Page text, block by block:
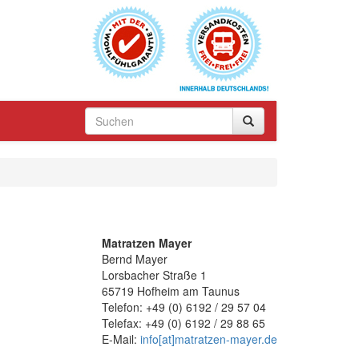
Matratzen Mayer
Bernd Mayer
Lorsbacher Straße 1
65719 Hofheim am Taunus
Telefon: +49 (0) 6192 / 29 57 04
Telefax: +49 (0) 6192 / 29 88 65
E-Mail: info[at]matratzen-mayer.de